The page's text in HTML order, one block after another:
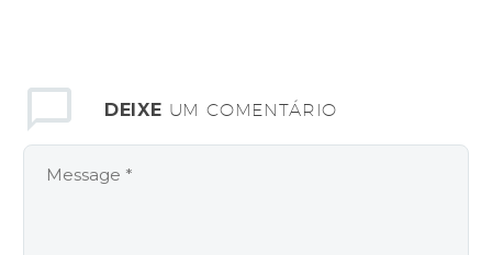
DEIXE UM COMENTÁRIO